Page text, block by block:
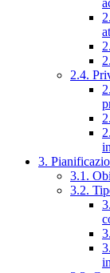
2.4.
3.
3.1.
3.2.